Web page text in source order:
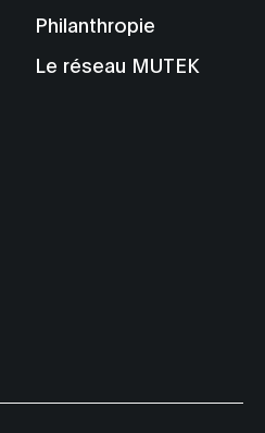
Philanthropie
Le réseau MUTEK